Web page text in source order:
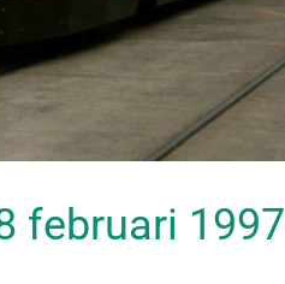
februari 1997